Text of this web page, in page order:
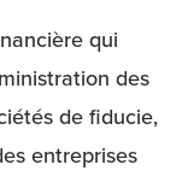
qui
des
de fiducie,
entreprises